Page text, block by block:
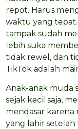
repot. Harus
waktu yang tepat.
tampak sudah
lebih suka
tidak rewel, dan
TikTok adalah
Anak-anak muda
sejak kecil saja,
mendasar karena
yang lahir setelah